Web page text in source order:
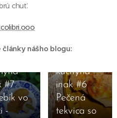
chuť.
nášho blogu:
#7
vo
-
26.01.2022
kuchyňa
inak #6
Pečená
tekvica so